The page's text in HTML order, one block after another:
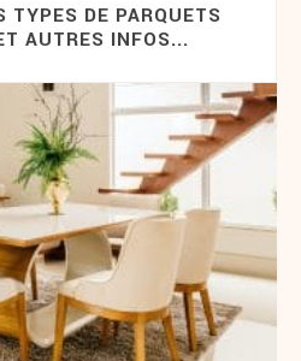
TYPES DE PARQUETS
AUTRES INFOS...